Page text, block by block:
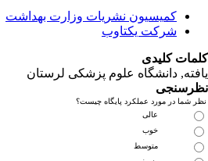
کمیسیون نشریات وزارت بهداشت
شرکت یکتاوب
کلیدی
, دانشگاه علوم پزشکی لرستان
شما در مورد عملکرد پایگاه چیست؟
عالی
خوب
متوسط